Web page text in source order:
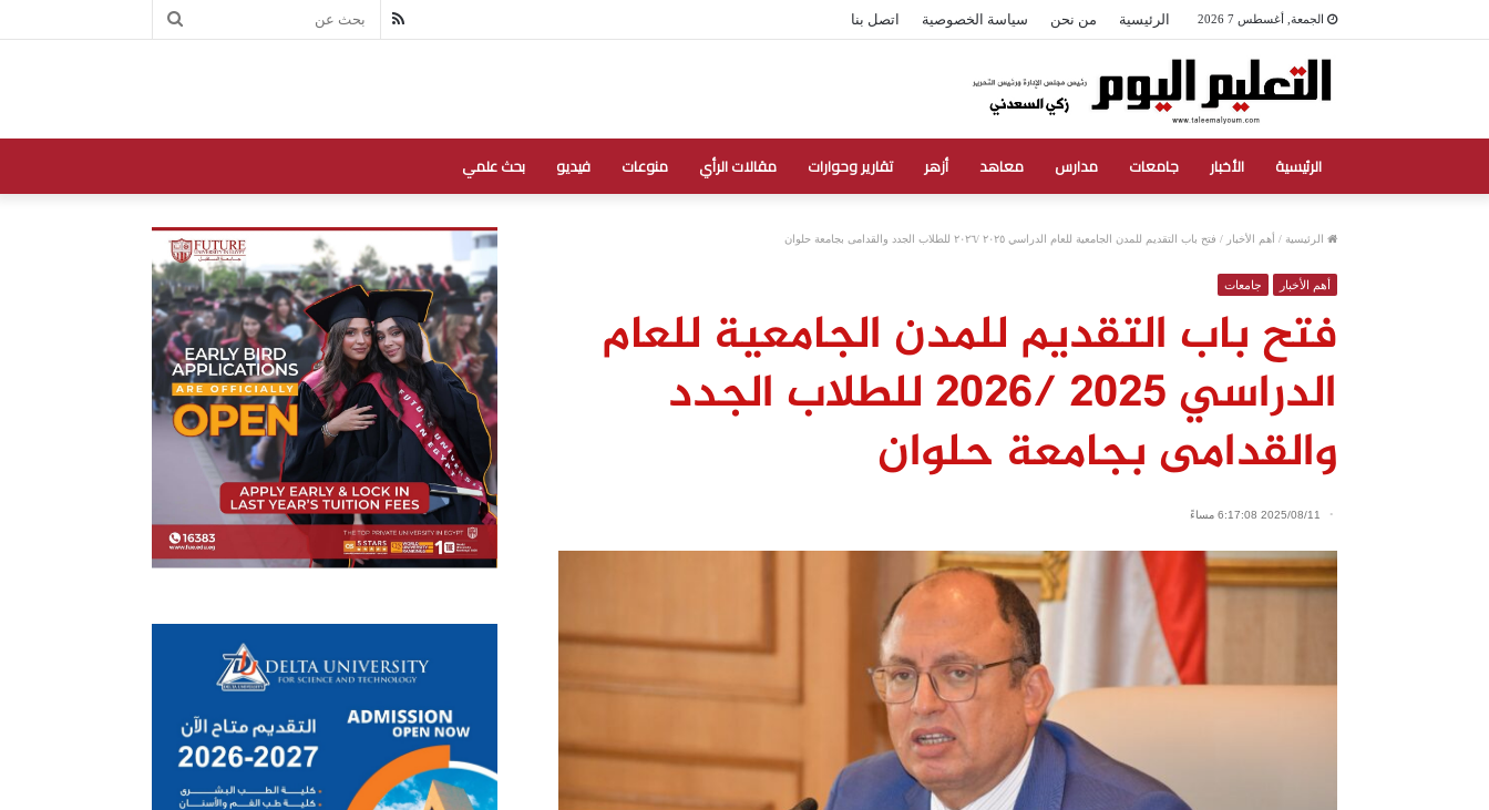
الجمعة, أغسطس 7 2026 الرئيسية من نحن سياسة الخصوصية اتصل بنا بحث RSS
الرئيسية الأخبار جامعات مدارس معاهد أزهر تقارير وحوارات مقالات الرأي منوعات فيديو بحث علمي
الرئيسية / أهم الأخبار / فتح باب التقديم للمدن الجامعية للعام الدراسي ٢٠٢٥ /٢٠٢٦ للطلاب الجدد والقدامى بجامعة حلوان
أهم الأخبار جامعات
فتح باب التقديم للمدن الجامعية للعام
الدراسي ٢٠٢٥ /٢٠٢٦ للطلاب الجدد
والقدامى بجامعة حلوان
2025/08/11 6:17:08 مساءً